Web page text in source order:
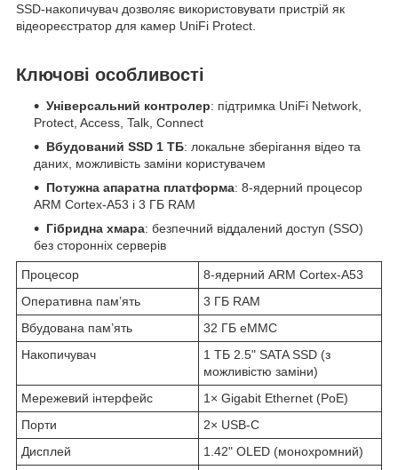
SSD-накопичувач дозволяє використовувати пристрій як
відеореєстратор для камер UniFi Protect.
Ключові особливості
Універсальний контролер: підтримка UniFi Network,
Protect, Access, Talk, Connect
Вбудований SSD 1 ТБ: локальне зберігання відео та
даних, можливість заміни користувачем
Потужна апаратна платформа: 8-ядерний процесор
ARM Cortex-A53 і 3 ГБ RAM
Гібридна хмара: безпечний віддалений доступ (SSO)
без сторонніх серверів
Процесор
8-ядерний ARM Cortex-A53
Оперативна пам’ять
3 ГБ RAM
Вбудована пам’ять
32 ГБ eMMC
Накопичувач
1 ТБ 2.5" SATA SSD (з
можливістю заміни)
Мережевий інтерфейс
1× Gigabit Ethernet (PoE)
Порти
2× USB-C
Дисплей
1.42" OLED (монохромний)